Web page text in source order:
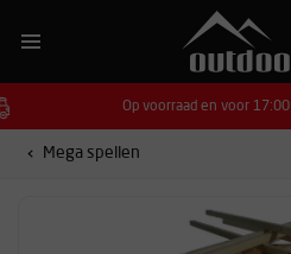
Op voorraad en voor
Mega spellen